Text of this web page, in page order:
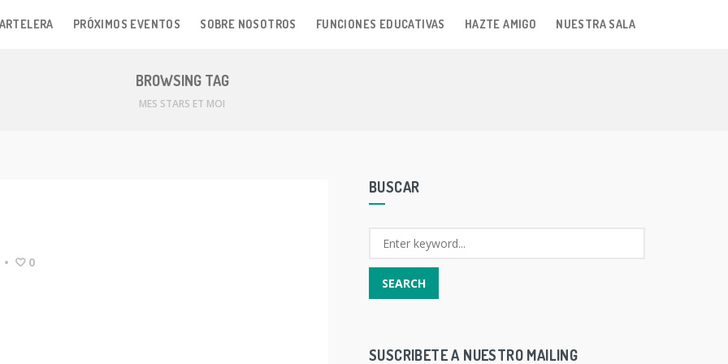
PRÓXIMOS EVENTOS SOBRE NOSOTROS FUNCIONES EDUCATIVAS HAZTE AMIGO NUESTRA SALA
BROWSING TAG
MES STARS ET MOI
• 0
BUSCAR
SUSCRIBETE A NUESTRO MAILING